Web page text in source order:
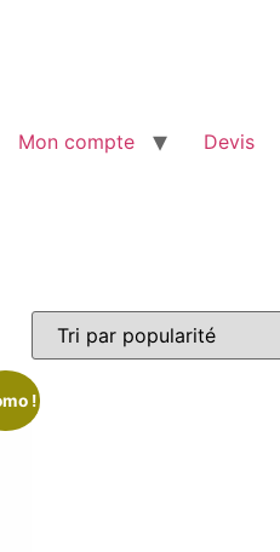
Mon compte Devis
!